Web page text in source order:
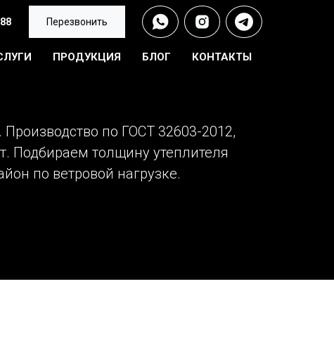
Перезвонить
ПРОДУКЦИЯ БЛОГ КОНТАКТЫ
по ГОСТ 32603-2012,
Подбираем толщину утеплителя
по ветровой нагрузке.